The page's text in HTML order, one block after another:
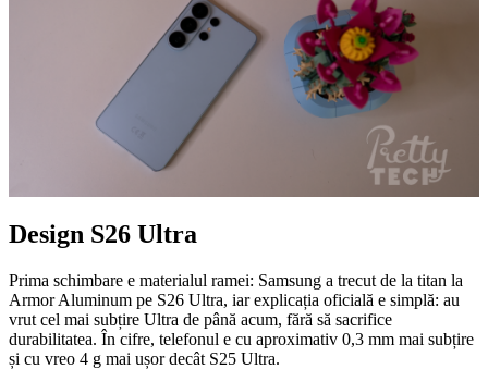
Design S26 Ultra
Prima schimbare e materialul ramei: Samsung a trecut de la titan la
Armor Aluminum pe S26 Ultra, iar explicația oficială e simplă: au
vrut cel mai subțire Ultra de până acum, fără să sacrifice
durabilitatea. În cifre, telefonul e cu aproximativ 0,3 mm mai subțire
și cu vreo 4 g mai ușor decât S25 Ultra.